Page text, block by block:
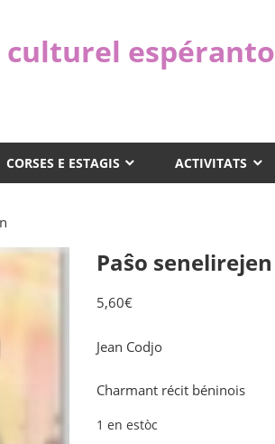
culturel espéranto
CORSES E ESTAGIS ACTIVITATS
Paŝo senelirejen
5,60€
Jean Codjo
Charmant récit béninois
1 en estòc